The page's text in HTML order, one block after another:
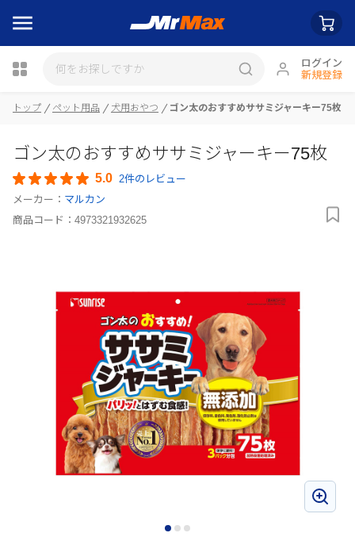
ログイン
新規登録
トップ ペット用品 犬用おやつ ゴン太のおすすめササミジャーキー75枚
ゴン太のおすすめササミジャーキー75枚
5.0 2件のレビュー
メーカー： マルカン
商品コード： 4973321932625